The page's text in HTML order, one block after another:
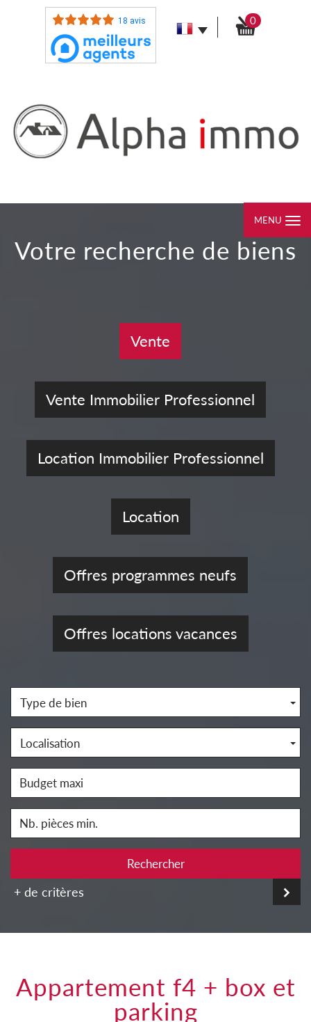
18 avis 0
MENU
votre recherche de biens
Vente
Vente Immobilier Professionnel
Location Immobilier Professionnel
Location
Offres programmes neufs
Offres locations vacances
Type de bien
Localisation
Rechercher
+ de critères
appartement f4 + box et
parking